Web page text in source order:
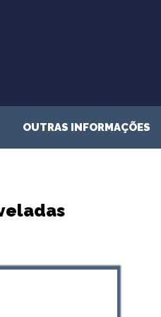
OUTRAS INFORMAÇÕES